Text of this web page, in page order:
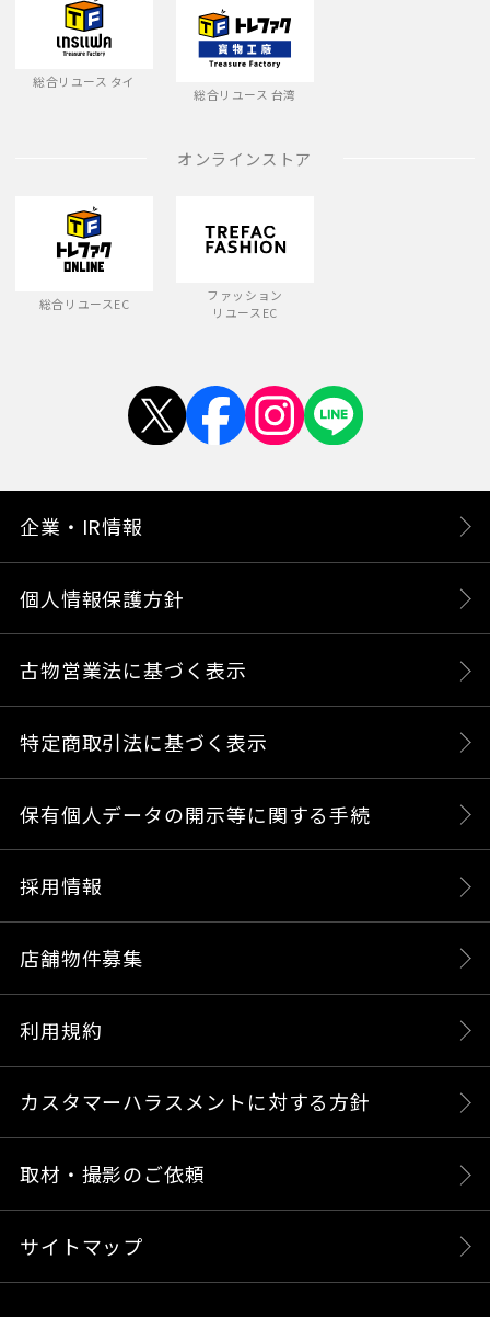
総合リユース タイ
総合リユース 台湾
オンラインストア
総合リユースEC
ファッション
リユースEC
企業・IR情報
個人情報保護方針
古物営業法に基づく表示
特定商取引法に基づく表示
保有個人データの開示等に関する手続
採用情報
店舗物件募集
利用規約
カスタマーハラスメントに対する方針
取材・撮影のご依頼
サイトマップ